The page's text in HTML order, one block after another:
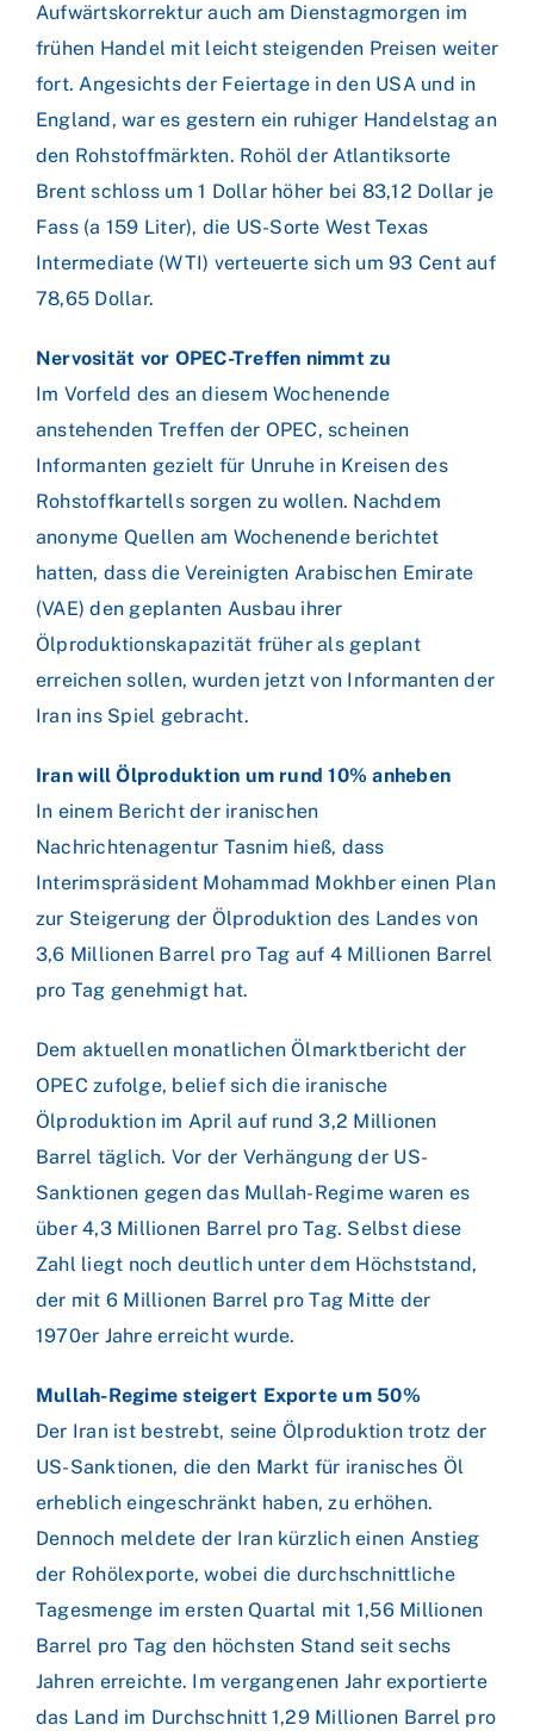
Aufwärtskorrektur auch am Dienstagmorgen im
frühen Handel mit leicht steigenden Preisen weiter
fort. Angesichts der Feiertage in den USA und in
England, war es gestern ein ruhiger Handelstag an
den Rohstoffmärkten. Rohöl der Atlantiksorte
Brent schloss um 1 Dollar höher bei 83,12 Dollar je
Fass (a 159 Liter), die US-Sorte West Texas
Intermediate (WTI) verteuerte sich um 93 Cent auf
78,65 Dollar.
Nervosität vor OPEC-Treffen nimmt zu
Im Vorfeld des an diesem Wochenende
anstehenden Treffen der OPEC, scheinen
Informanten gezielt für Unruhe in Kreisen des
Rohstoffkartells sorgen zu wollen. Nachdem
anonyme Quellen am Wochenende berichtet
hatten, dass die Vereinigten Arabischen Emirate
(VAE) den geplanten Ausbau ihrer
Ölproduktionskapazität früher als geplant
erreichen sollen, wurden jetzt von Informanten der
Iran ins Spiel gebracht.
Iran will Ölproduktion um rund 10% anheben
In einem Bericht der iranischen
Nachrichtenagentur Tasnim hieß, dass
Interimspräsident Mohammad Mokhber einen Plan
zur Steigerung der Ölproduktion des Landes von
3,6 Millionen Barrel pro Tag auf 4 Millionen Barrel
pro Tag genehmigt hat.
Dem aktuellen monatlichen Ölmarktbericht der
OPEC zufolge, belief sich die iranische
Ölproduktion im April auf rund 3,2 Millionen
Barrel täglich. Vor der Verhängung der US-
Sanktionen gegen das Mullah-Regime waren es
über 4,3 Millionen Barrel pro Tag. Selbst diese
Zahl liegt noch deutlich unter dem Höchststand,
der mit 6 Millionen Barrel pro Tag Mitte der
1970er Jahre erreicht wurde.
Mullah-Regime steigert Exporte um 50%
Der Iran ist bestrebt, seine Ölproduktion trotz der
US-Sanktionen, die den Markt für iranisches Öl
erheblich eingeschränkt haben, zu erhöhen.
Dennoch meldete der Iran kürzlich einen Anstieg
der Rohölexporte, wobei die durchschnittliche
Tagesmenge im ersten Quartal mit 1,56 Millionen
Barrel pro Tag den höchsten Stand seit sechs
Jahren erreichte. Im vergangenen Jahr exportierte
das Land im Durchschnitt 1,29 Millionen Barrel pro